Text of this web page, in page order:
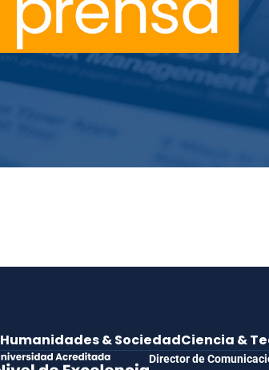
Humanidades & SociedadCiencia &
Director de